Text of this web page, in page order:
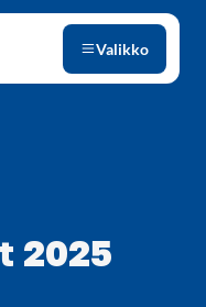
Valikko
2025